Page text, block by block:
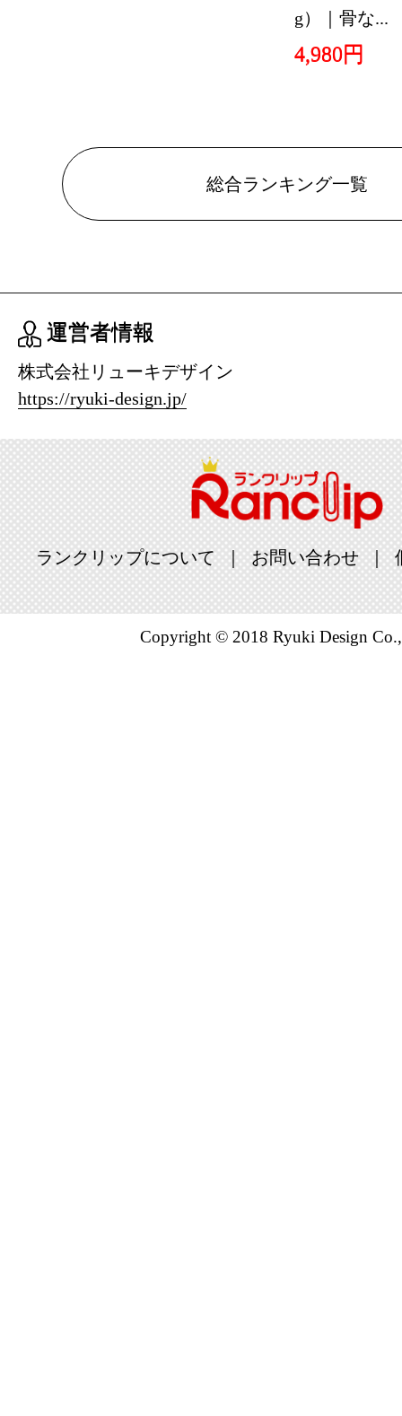
g）｜骨な...
4,980円
総合ランキング一覧
運営者情報
株式会社リューキデザイン
https://ryuki-design.jp/
ランクリップについて お問い合わせ
Copyright © 2018 Ryuki Design